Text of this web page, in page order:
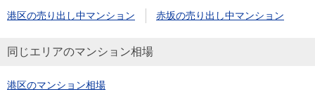
港区の売り出し中マンション 赤坂の売り出し中マンション
同じエリアのマンション相場
港区のマンション相場